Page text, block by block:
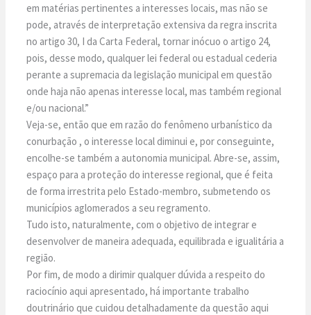
em matérias pertinentes a interesses locais, mas não se
pode, através de interpretação extensiva da regra inscrita
no artigo 30, I da Carta Federal, tornar inócuo o artigo 24,
pois, desse modo, qualquer lei federal ou estadual cederia
perante a supremacia da legislação municipal em questão
onde haja não apenas interesse local, mas também regional
e/ou nacional.”
Veja-se, então que em razão do fenômeno urbanístico da
conurbação , o interesse local diminui e, por conseguinte,
encolhe-se também a autonomia municipal. Abre-se, assim,
espaço para a proteção do interesse regional, que é feita
de forma irrestrita pelo Estado-membro, submetendo os
municípios aglomerados a seu regramento.
Tudo isto, naturalmente, com o objetivo de integrar e
desenvolver de maneira adequada, equilibrada e igualitária a
região.
Por fim, de modo a dirimir qualquer dúvida a respeito do
raciocínio aqui apresentado, há importante trabalho
doutrinário que cuidou detalhadamente da questão aqui